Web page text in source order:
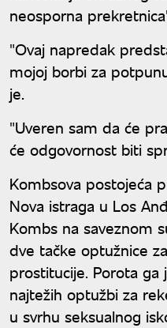
neosporna
"Ovaj napredak
mojoj borbi za
je.
"Uveren sam da će
će odgovornost biti
Kombsova postojeća
Nova istraga u Los
Kombs na saveznom
dve tačke optužnice
prostitucije. Porota
najtežih optužbi za
u svrhu seksualnog